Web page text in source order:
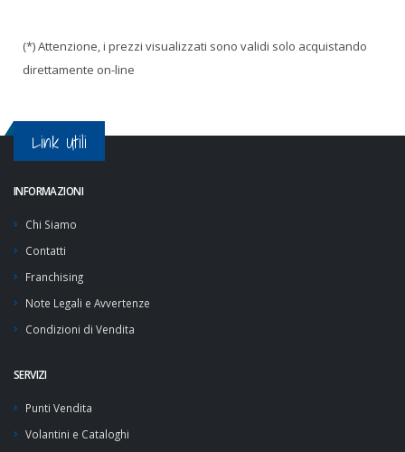
(*) Attenzione, i prezzi visualizzati sono validi solo acquistando
direttamente on-line
Link Utili
INFORMAZIONI
Chi Siamo
Contatti
Franchising
Note Legali e Avvertenze
Condizioni di Vendita
SERVIZI
Punti Vendita
Volantini e Cataloghi